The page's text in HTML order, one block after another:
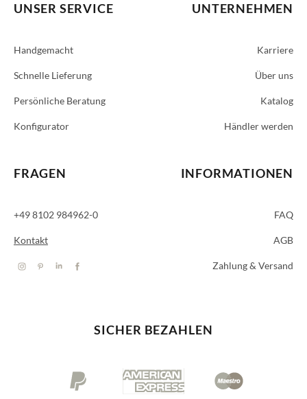
UNSER SERVICE
Handgemacht
Schnelle Lieferung
Persönliche Beratung
Konfigurator
FRAGEN
+49 8102 984962-0
Kontakt
UNTERNEHMEN
Karriere
Über uns
Katalog
Händler werden
INFORMATIONEN
FAQ
AGB
Zahlung & Versand
SICHER BEZAHLEN